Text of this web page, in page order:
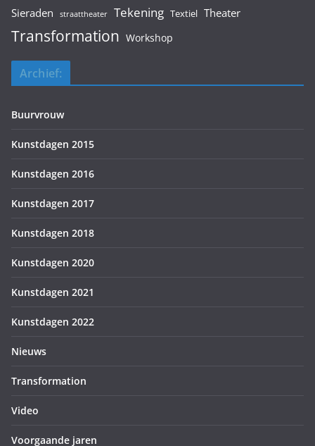
Sieraden straattheater Tekening Textiel Theater
Transformation Workshop
Archief:
Buurvrouw
Kunstdagen 2015
Kunstdagen 2016
Kunstdagen 2017
Kunstdagen 2018
Kunstdagen 2020
Kunstdagen 2021
Kunstdagen 2022
Nieuws
Transformation
Video
Voorgaande jaren